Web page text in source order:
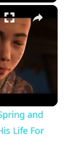
×
and
Life For